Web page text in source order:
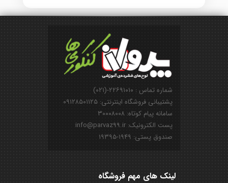
شماره تماس : ۲۲۶۹۱۰۱۰-(۰۲۱)
پشتیبانی فروشگاه اینترنتی: ۰۹۱۲۸۵۰۱۱۲۵
سامانه پیام کوتاه: ۳۰۰۰۸۰۰۸
پست الکترونیک: info@parvaz99.ir
صندوق پستی: ۱۹۴۹-۱۹۳۹۵
لینک های مهم فروشگاه